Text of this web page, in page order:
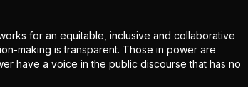
for an equitable, inclusive and collaborative
making is transparent. Those in power are
have a voice in the public discourse that has no